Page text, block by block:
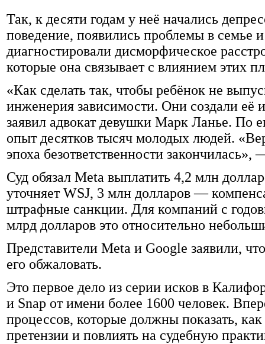
Так, к десяти годам у неё начались
поведение, появились проблемы в семье
диагностировали дисморфическое
которые она связывает с влиянием этих
«Как сделать так, чтобы ребёнок не
инженерия зависимости. Они создали её
заявил адвокат девушки Марк Ланье. По
опыт десятков тысяч молодых людей.
эпоха безответственности
Суд обязал Meta выплатить 4,2 млн
уточняет WSJ, 3 млн долларов —
штрафные санкции. Для компаний с
млрд долларов это относительно
Представители Meta и Google заявили,
его обжаловать.
Это первое дело из серии исков в
и Snap от имени более 1600 человек.
процессов, которые должны показать,
претензии и повлиять на судебную